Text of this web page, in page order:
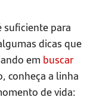
suficiente para
dicas que
em buscar
conheça a linha
de vida: